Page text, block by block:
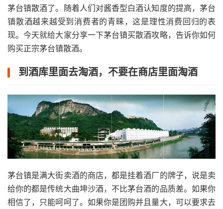
茅台镇散酒了。随着人们对酱香型白酒认知度的提高，茅台
镇散酒越来越受到消费者的青睐，这是理性消费回归的表
现。今天就给大家分享一下茅台镇买散酒攻略，告诉你如何
购买正宗茅台镇散酒。
到酒库里面去淘酒，不要在商店里面淘酒
茅台镇是满大街卖酒的商店，都是挂着酒厂的牌子，说是卖
给你的都是传统大曲坤沙酒，不比茅台酒的品质差。如果你
相信了，只能呵呵了。如果你是团购并且量大，可以要求去